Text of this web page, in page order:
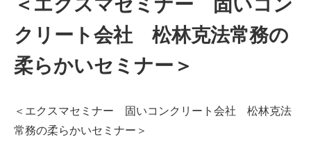
クリート会社 松林克法常務の
柔らかいセミナー＞
＜エクスマセミナー 固いコンクリート会社 松林克法
常務の柔らかいセミナー＞